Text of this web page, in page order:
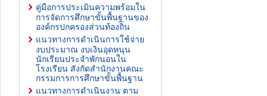
คู่มือการประเมินความพร้อมใน
การจัดการศึกษาขั้นพื้นฐานของ
องค์กรปกครองส่วนท้องถิ่น
แนวทางการดำเนินการใช้จ่าย
งบประมาณ งบเงินอุดหนุน
นักเรียนประจำพักนอนใน
โรงเรียน สังกัดสำนักงานคณะ
กรรมการการศึกษาขั้นพื้นฐาน
แนวทางการดำเนินงาน ตาม